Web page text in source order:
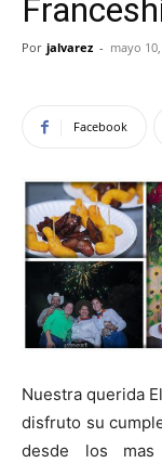
Por jalvarez - mayo
Facebook
Nuestra querida
disfruto su
desde los